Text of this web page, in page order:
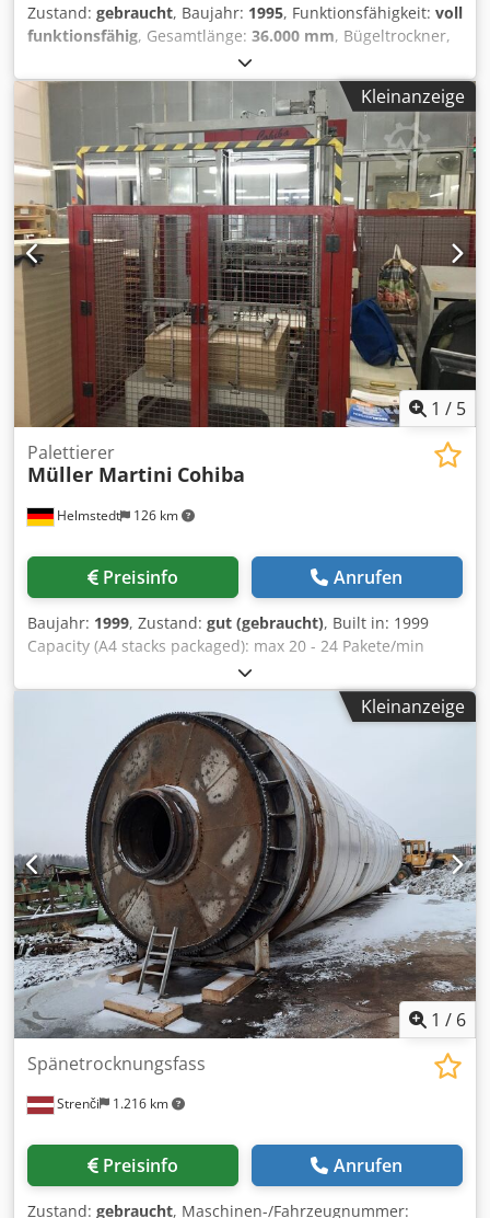
Zustand: gebraucht, Baujahr: 1995, Funktionsfähigkeit: voll
funktionsfähig, Gesamtlänge: 36.000 mm, Bügeltrockner,
Arbeitsbreite 4.600 mm, Länge 22.000 mm, davon 10.000
mm mit Presswalzen, separatem Press-Kühlfeld, Heizmittel
Heißwasser, halbautomatische Beschickungseinrichtung,
Typ BFT46 und Hubbühne, max. Furnierlänge: 4.600 mm,
Rollenbreite 600 mm, Gesamtlänge: 36.000 mm, 11
Ventilatoren, SPS Steuerung 2017 erneuert Dkodpev
Hygfjfx Adkor Es ist ein zweiter Bügeltrockner ähnlicher
Bauart verfügbar.
Kleinanzeige
1 / 5
Helmstedt 126 km
Palettierer
Müller Martini Cohiba
Preisinfo Anrufen
Baujahr: 1999, Zustand: gut (gebraucht), Built in: 1999
Capacity (A4 stacks packaged): max 20 - 24 Pakete/min
Capacity ( A4 stacks loose): max 16 - 20 Pakete/min Pallet
height (incl. pallet): max 1.600 mm Pallet size : max 1.200 -
1.200 mm Dodpfx Adodym Srskokr Size: max 420 x 307 x
320 mm Size: 148 x 110 x 50 mm Equipment: • infeed and
buffer section • turntable • infeed table • automatic
palletizer • roller track for full pallets • intermediate
cardboard slip sheet hopper • pallet dispenser
Kleinanzeige
1 / 6
Strenči 1.216 km
Spänetrocknungsfass
Preisinfo Anrufen
Zustand: gebraucht, Maschinen-/Fahrzeugnummer: